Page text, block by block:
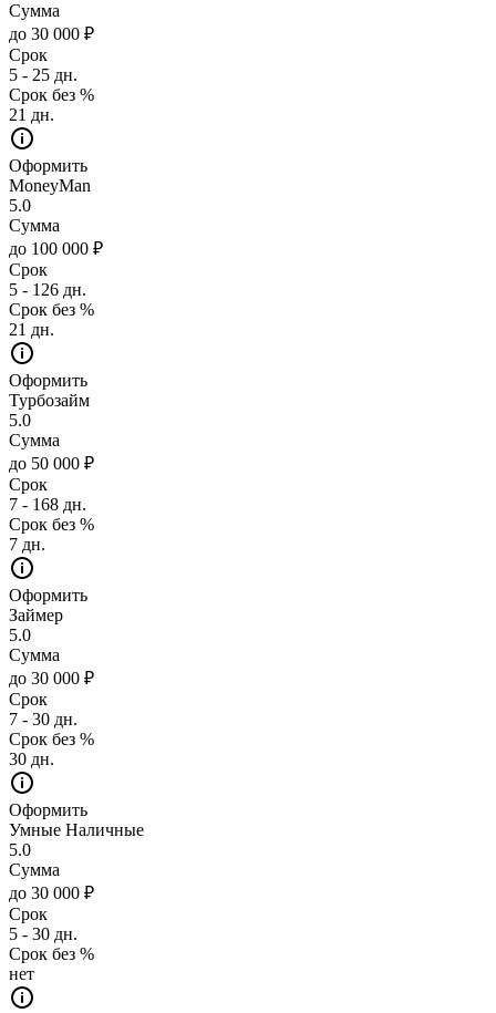
Сумма
до 30 000 ₽
Срок
5 - 25 дн.
Срок без %
21 дн.
Оформить
MoneyMan
5.0
Сумма
до 100 000 ₽
Срок
5 - 126 дн.
Срок без %
21 дн.
Оформить
Турбозайм
5.0
Сумма
до 50 000 ₽
Срок
7 - 168 дн.
Срок без %
7 дн.
Оформить
Займер
5.0
Сумма
до 30 000 ₽
Срок
7 - 30 дн.
Срок без %
30 дн.
Оформить
Умные Наличные
5.0
Сумма
до 30 000 ₽
Срок
5 - 30 дн.
Срок без %
нет